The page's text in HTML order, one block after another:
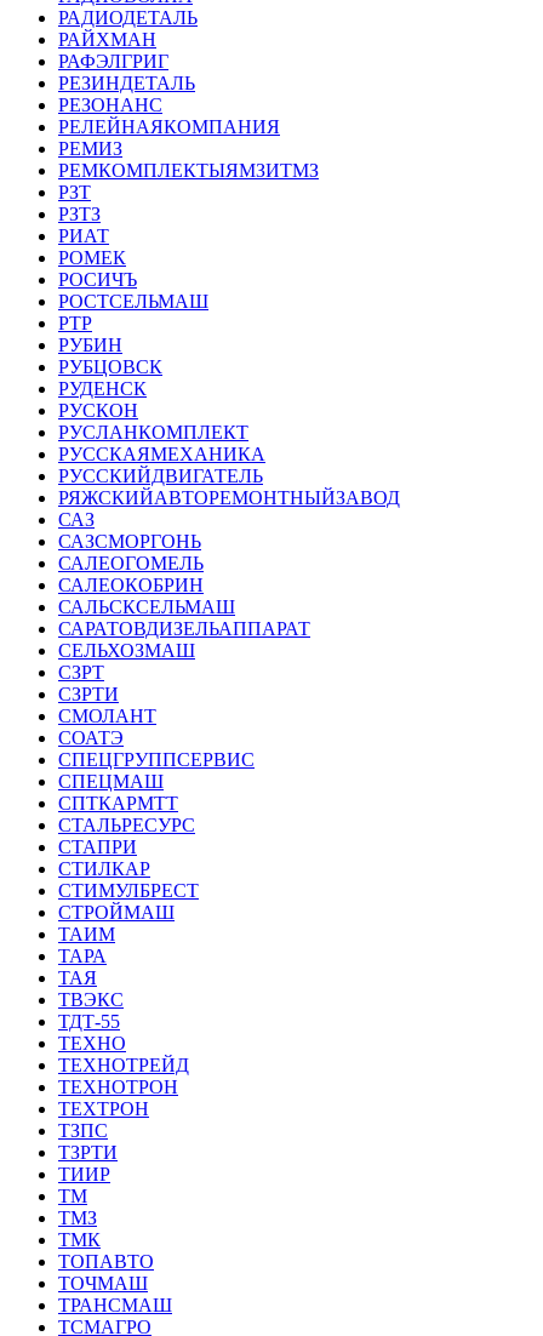
РАДИОДЕТАЛЬ
РАЙХМАН
РАФЭЛГРИГ
РЕЗИНДЕТАЛЬ
РЕЗОНАНС
РЕЛЕЙНАЯКОМПАНИЯ
РЕМИЗ
РЕМКОМПЛЕКТЫЯМЗИТМЗ
РЗТ
РЗТЗ
РИАТ
РОМЕК
РОСИЧЪ
РОСТСЕЛЬМАШ
РТР
РУБИН
РУБЦОВСК
РУДЕНСК
РУСКОН
РУСЛАНКОМПЛЕКТ
РУССКАЯМЕХАНИКА
РУССКИЙДВИГАТЕЛЬ
РЯЖСКИЙАВТОРЕМОНТНЫЙЗАВОД
САЗ
САЗСМОРГОНЬ
САЛЕОГОМЕЛЬ
САЛЕОКОБРИН
САЛЬСКСЕЛЬМАШ
САРАТОВДИЗЕЛЬАППАРАТ
СЕЛЬХОЗМАШ
СЗРТ
СЗРТИ
СМОЛАНТ
СОАТЭ
СПЕЦГРУППСЕРВИС
СПЕЦМАШ
СПТКАРМТТ
СТАЛЬРЕСУРС
СТАПРИ
СТИЛКАР
СТИМУЛБРЕСТ
СТРОЙМАШ
ТАИМ
ТАРА
ТАЯ
ТВЭКС
ТДТ-55
ТЕХНО
ТЕХНОТРЕЙД
ТЕХНОТРОН
ТЕХТРОН
ТЗПС
ТЗРТИ
ТИИР
ТМ
ТМЗ
ТМК
ТОПАВТО
ТОЧМАШ
ТРАНСМАШ
ТСМАГРО